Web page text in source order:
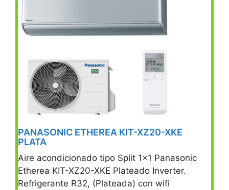
PANASONIC ETHEREA KIT-XZ20-XKE
PLATA
Aire acondicionado tipo Split 1×1 Panasonic
Etherea KIT-XZ20-XKE Plateado Inverter.
Refrigerante R32, (Plateada) con wifi